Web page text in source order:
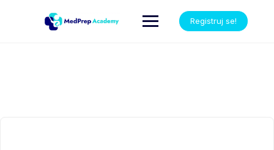
Registruj se!